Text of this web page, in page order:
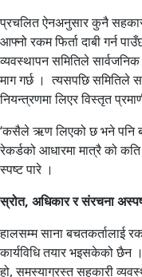
प्रचलित ऐनअनुसार कुनै
आफ्नो रकम फिर्ता दाबी गर्न
व्यवस्थापन समितिले
माग गर्छ । त्यसपछि समितिले
नियन्त्रणमा लिएर विस्तृत
‘कसैले ऋण लिएको छ भने पनि
रेकर्डको आधारमा मात्रै को कति
स्पष्ट पारे ।
स्रोत, अधिकार र संरचना
हालसम्म साना बचतकर्तालाई
कार्यविधि तयार भइसकेको छैन
हो, समस्याग्रस्त सहकारी